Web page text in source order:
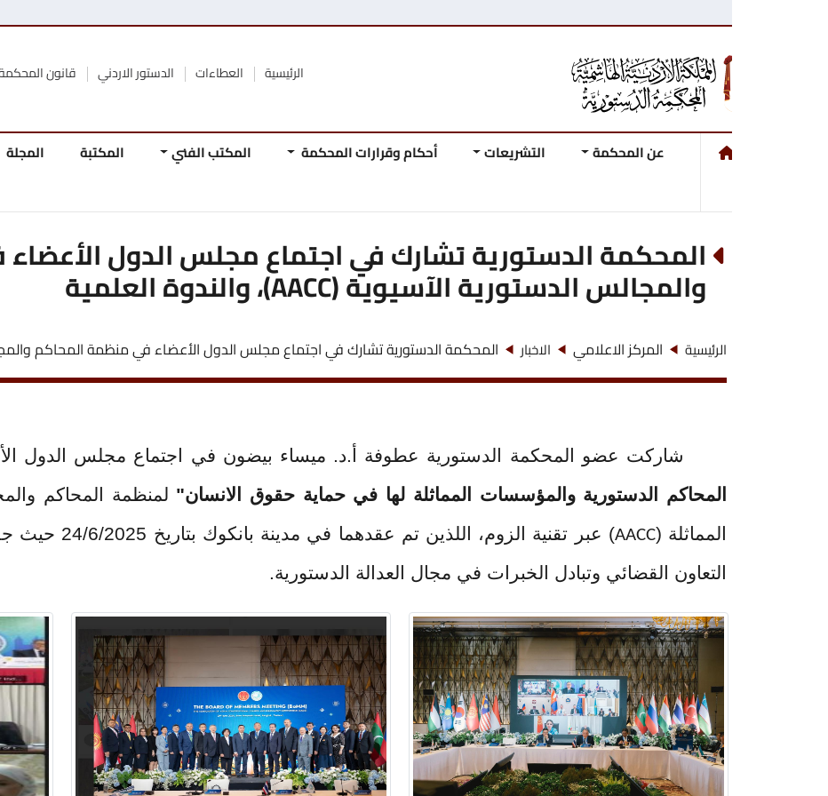
العطاءات الدستور الاردني قانون المحكمة الدستورية
عن المحكمة التشريعات أحكام وقرارات المحكمة المكتب الفني المكتبة المجلة المرجع في
المحكمة الدستورية تشارك في اجتماع مجلس الدول الأعضاء في
والمجالس الدستورية الآسيوية (AACC)، والندوة العلمية
المركز الاعلامي الاخبار المحكمة الدستورية تشارك في اجتماع مجلس الدول الأعضاء في منظمة المحاكم والمجالس الدستورية
شاركت عضو المحكمة الدستورية عطوفة أ.د. ميساء بيضون في اجتماع مجلس الدول الأعضاء والندوة
المحاكم الدستورية والمؤسسات المماثلة لها في حماية حقوق الانسان"لمنظمة المحاكم والمجالس
AACC
) عبر تقنية الزوم، اللذين تم عقدهما في مدينة
التعاون القضائي وتبادل الخبرات في مجال العدالة الدستورية.